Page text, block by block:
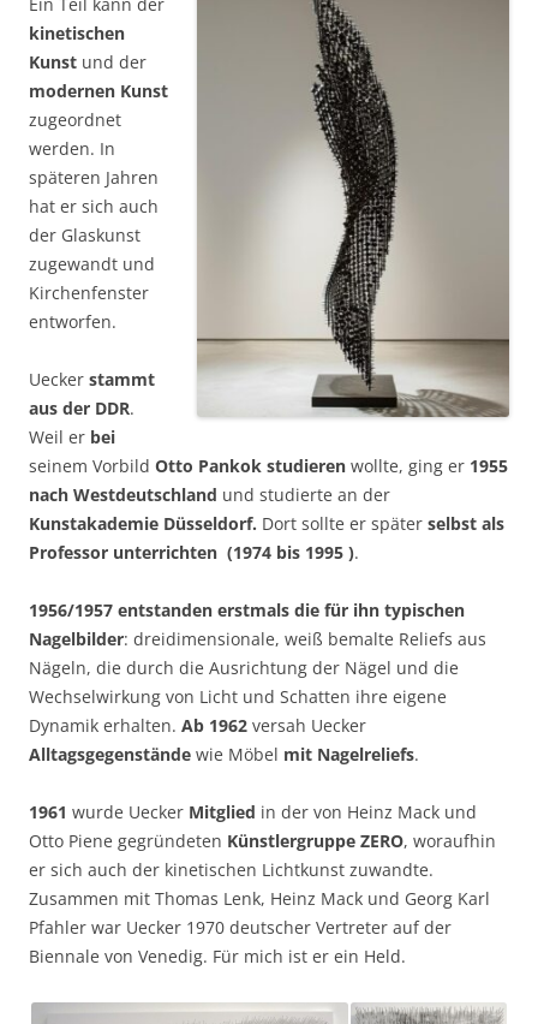
Ein Teil kann der
kinetischen
Kunst und der
modernen Kunst
zugeordnet
werden. In
späteren Jahren
hat er sich auch
der Glaskunst
zugewandt und
Kirchenfenster
entworfen.
Uecker stammt
aus der DDR.
Weil er bei
seinem Vorbild Otto Pankok studieren wollte, ging er 1955
nach Westdeutschland und studierte an der
Kunstakademie Düsseldorf. Dort sollte er später selbst als
Professor unterrichten (1974 bis 1995 ).
1956/1957 entstanden erstmals die für ihn typischen
Nagelbilder: dreidimensionale, weiß bemalte Reliefs aus
Nägeln, die durch die Ausrichtung der Nägel und die
Wechselwirkung von Licht und Schatten ihre eigene
Dynamik erhalten. Ab 1962 versah Uecker
Alltagsgegenstände wie Möbel mit Nagelreliefs.
1961 wurde Uecker Mitglied in der von Heinz Mack und
Otto Piene gegründeten Künstlergruppe ZERO, woraufhin
er sich auch der kinetischen Lichtkunst zuwandte.
Zusammen mit Thomas Lenk, Heinz Mack und Georg Karl
Pfahler war Uecker 1970 deutscher Vertreter auf der
Biennale von Venedig. Für mich ist er ein Held.